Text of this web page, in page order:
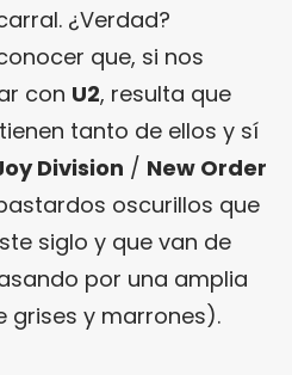
¿Verdad?
que, si nos
con U2, resulta que
tanto de ellos y sí
Division / New Order
oscurillos que
siglo y que van de
por una amplia
y marrones).